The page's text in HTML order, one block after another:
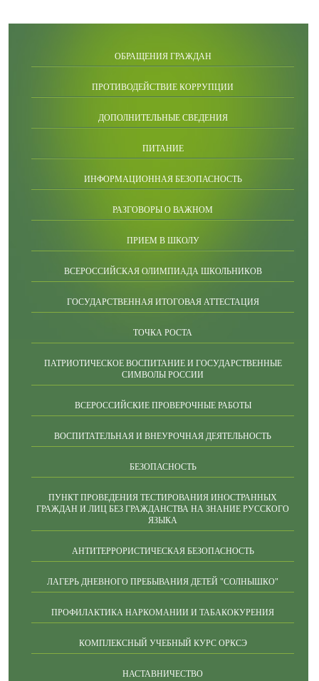
ОБРАЩЕНИЯ ГРАЖДАН
ПРОТИВОДЕЙСТВИЕ КОРРУПЦИИ
ДОПОЛНИТЕЛЬНЫЕ СВЕДЕНИЯ
ПИТАНИЕ
ИНФОРМАЦИОННАЯ БЕЗОПАСНОСТЬ
РАЗГОВОРЫ О ВАЖНОМ
ПРИЕМ В ШКОЛУ
ВСЕРОССИЙСКАЯ ОЛИМПИАДА ШКОЛЬНИКОВ
ГОСУДАРСТВЕННАЯ ИТОГОВАЯ АТТЕСТАЦИЯ
ТОЧКА РОСТА
ПАТРИОТИЧЕСКОЕ ВОСПИТАНИЕ И ГОСУДАРСТВЕННЫЕ
СИМВОЛЫ РОССИИ
ВСЕРОССИЙСКИЕ ПРОВЕРОЧНЫЕ РАБОТЫ
ВОСПИТАТЕЛЬНАЯ И ВНЕУРОЧНАЯ ДЕЯТЕЛЬНОСТЬ
БЕЗОПАСНОСТЬ
ПУНКТ ПРОВЕДЕНИЯ ТЕСТИРОВАНИЯ ИНОСТРАННЫХ
ГРАЖДАН И ЛИЦ БЕЗ ГРАЖДАНСТВА НА ЗНАНИЕ РУССКОГО
ЯЗЫКА
АНТИТЕРРОРИСТИЧЕСКАЯ БЕЗОПАСНОСТЬ
ЛАГЕРЬ ДНЕВНОГО ПРЕБЫВАНИЯ ДЕТЕЙ "СОЛНЫШКО"
ПРОФИЛАКТИКА НАРКОМАНИИ И ТАБАКОКУРЕНИЯ
КОМПЛЕКСНЫЙ УЧЕБНЫЙ КУРС ОРКСЭ
НАСТАВНИЧЕСТВО